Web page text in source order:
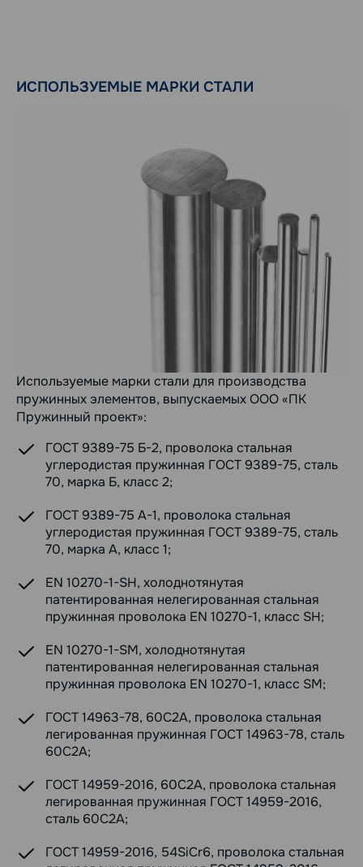
ИСПОЛЬЗУЕМЫЕ МАРКИ СТАЛИ
Используемые марки стали для производства
пружинных элементов, выпускаемых ООО «ПК
Пружинный проект»:
ГОСТ 9389-75 Б-2, проволока стальная
углеродистая пружинная ГОСТ 9389-75, сталь
70, марка Б, класс 2;
ГОСТ 9389-75 А-1, проволока стальная
углеродистая пружинная ГОСТ 9389-75, сталь
70, марка А, класс 1;
EN 10270-1-SH, холоднотянутая
патентированная нелегированная стальная
пружинная проволока EN 10270-1, класс SH;
EN 10270-1-SM, холоднотянутая
патентированная нелегированная стальная
пружинная проволока EN 10270-1, класс SM;
ГОСТ 14963-78, 60С2А, проволока стальная
легированная пружинная ГОСТ 14963-78, сталь
60С2А;
ГОСТ 14959-2016, 60С2А, проволока стальная
легированная пружинная ГОСТ 14959-2016,
сталь 60С2А;
ГОСТ 14959-2016, 54SiCr6, проволока стальная